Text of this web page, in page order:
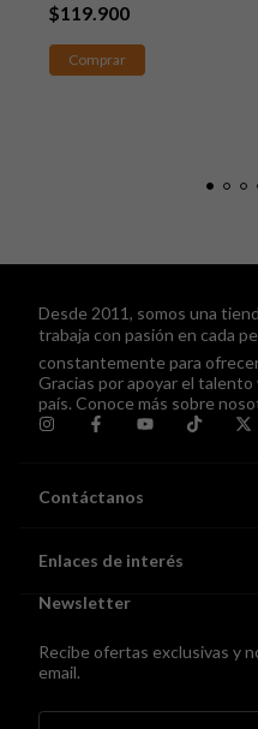
$119.900
Comprar
Desde 2011, somos una
trabaja con pasión en cada
constantemente para
Gracias por apoyar el
país. Conoce más sobre
Contáctanos
Enlaces de interés
Newsletter
Recibe ofertas exclusivas y
email.